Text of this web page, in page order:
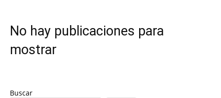
No hay publicaciones para
mostrar
Buscar